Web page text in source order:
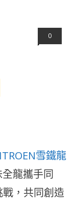
0
雪鐵龍
龍攜手同
，共同創造